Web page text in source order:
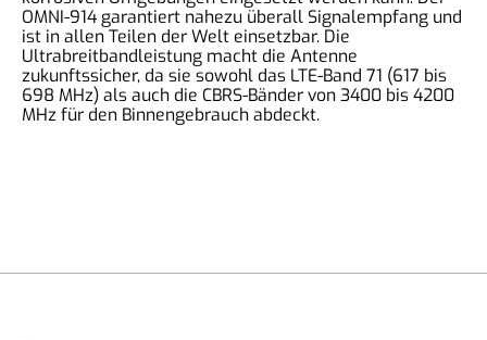
OMNI-914 garantiert nahezu überall Signalempfang und
ist in allen Teilen der Welt einsetzbar. Die
Ultrabreitbandleistung macht die Antenne
zukunftssicher, da sie sowohl das LTE-Band 71 (617 bis
698 MHz) als auch die CBRS-Bänder von 3400 bis 4200
MHz für den Binnengebrauch abdeckt.